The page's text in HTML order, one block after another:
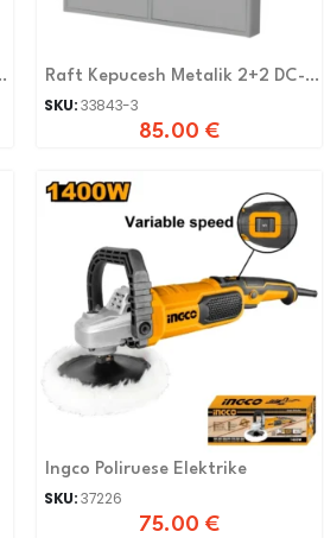
Raft Kepucesh Metalik 2+2 DC-
075 HIRI
SKU:33843-3
85.00 €
Ingco Poliruese Elektrike
SKU:37226
75.00 €